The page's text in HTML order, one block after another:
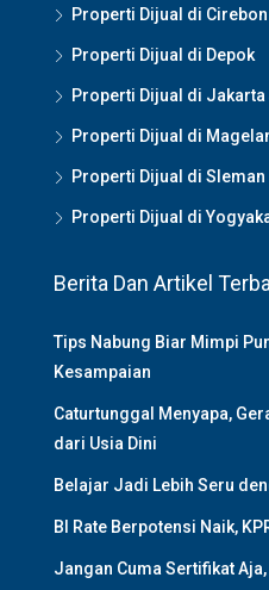
Properti Dijual di Cirebon
Properti Dijual di Depok
Properti Dijual di Jakarta
Properti Dijual di
Properti Dijual di Sleman
Properti Dijual di
Berita Dan Artikel
Tips Nabung Biar Mimpi
Kesampaian
Caturtunggal Menyapa,
dari Usia Dini
Belajar Jadi Lebih Seru
BI Rate Berpotensi Naik,
Jangan Cuma Sertifikat